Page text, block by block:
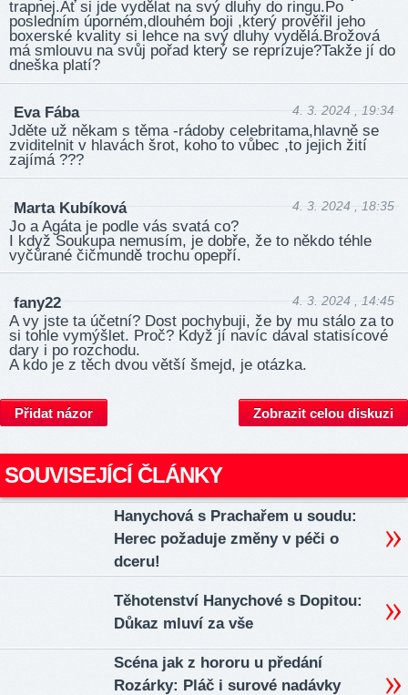
trapnej.Ať si jde vydělat na svý dluhy do ringu.Po
posledním úporném,dlouhém boji ,který prověřil jeho
boxerské kvality si lehce na svý dluhy vydělá.Brožová
má smlouvu na svůj pořad který se reprízuje?Takže jí do
dneška platí?
Eva Fába 4. 3. 2024 , 19:34
Jděte už někam s těma -rádoby celebritama,hlavně se
zviditelnit v hlavách šrot, koho to vůbec ,to jejich žití
zajímá ???
Marta Kubíková 4. 3. 2024 , 18:35
Jo a Agáta je podle vás svatá co?
I když Soukupa nemusím, je dobře, že to někdo téhle
vyčůrané čičmundě trochu opepří.
fany22 4. 3. 2024 , 14:45
A vy jste ta účetní? Dost pochybuji, že by mu stálo za to
si tohle vymýšlet. Proč? Když jí navíc dával statisícové
dary i po rozchodu.
A kdo je z těch dvou větší šmejd, je otázka.
Přidat názor Zobrazit celou diskuzi
SOUVISEJÍCÍ ČLÁNKY
Hanychová s Prachařem u soudu:
Herec požaduje změny v péči o
dceru!
Těhotenství Hanychové s Dopitou:
Důkaz mluví za vše
Scéna jak z hororu u předání
Rozárky: Pláč i surové nadávky